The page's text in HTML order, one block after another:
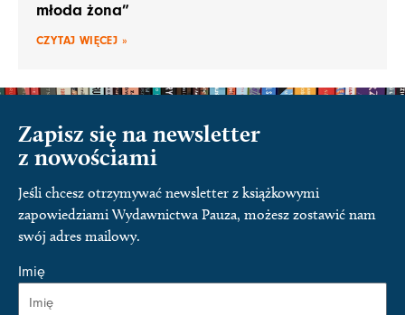
młoda żona”
CZYTAJ WIĘCEJ »
Zapisz się na newsletter
z nowościami
Jeśli chcesz otrzymywać newsletter z książkowymi
zapowiedziami Wydawnictwa Pauza, możesz zostawić nam
swój adres mailowy.
Imię